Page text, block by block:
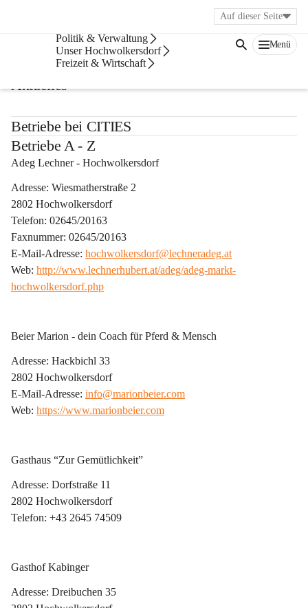
Politik & Verwaltung
Unser Hochwolkersdorf
Freizeit & Wirtschaft
Menü
Auf dieser Seite
Betriebe
Aktuelles
Betriebe bei CITIES
Betriebe A - Z
Adeg Lechner - Hochwolkersdorf
Adresse: Wiesmatherstraße 2
2802 Hochwolkersdorf
Telefon: 02645/20163
Faxnummer: 02645/20163
E-Mail-Adresse: hochwolkersdorf@lechneradeg.at
Web: http://www.lechnerhubert.at/adeg/adeg-markt-
hochwolkersdorf.php
Beier Marion - dein Coach für Pferd & Mensch
Adresse: Hackbichl 33
2802 Hochwolkersdorf
E-Mail-Adresse: info@marionbeier.com
Web: https://www.marionbeier.com
Gasthaus “Zur Gemütlichkeit”
Adresse: Dorfstraße 11
2802 Hochwolkersdorf
Telefon: +43 2645 74509
Gasthof Kabinger
Adresse: Dreibuchen 35